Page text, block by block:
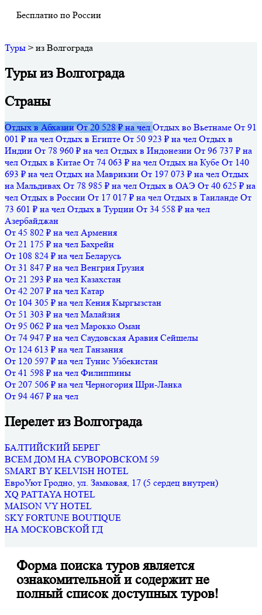
Бесплатно по России
Туры > из Волгограда
Туры из Волгограда
Страны
Отдых в Абхазии От 20 528 ₽ на чел Отдых во Вьетнаме От 91
001 ₽ на чел Отдых в Египте От 50 923 ₽ на чел Отдых в
Индии От 78 960 ₽ на чел Отдых в Индонезии От 96 737 ₽ на
чел Отдых в Китае От 74 063 ₽ на чел Отдых на Кубе От 140
693 ₽ на чел Отдых на Маврикии От 197 073 ₽ на чел Отдых
на Мальдивах От 78 985 ₽ на чел Отдых в ОАЭ От 40 625 ₽ на
чел Отдых в России От 17 017 ₽ на чел Отдых в Таиланде От
73 601 ₽ на чел Отдых в Турции От 34 558 ₽ на чел
Азербайджан
От 45 802 ₽ на чел Армения
От 21 175 ₽ на чел Бахрейн
От 108 824 ₽ на чел Беларусь
От 31 847 ₽ на чел Венгрия Грузия
От 21 293 ₽ на чел Казахстан
От 42 207 ₽ на чел Катар
От 104 305 ₽ на чел Кения Кыргызстан
От 51 303 ₽ на чел Малайзия
От 95 062 ₽ на чел Марокко Оман
От 74 947 ₽ на чел Саудовская Аравия Сейшелы
От 124 613 ₽ на чел Танзания
От 120 597 ₽ на чел Тунис Узбекистан
От 41 598 ₽ на чел Филиппины
От 207 506 ₽ на чел Черногория Шри-Ланка
От 94 467 ₽ на чел
Перелет из Волгограда
БАЛТИЙСКИЙ БЕРЕГ
ВСЕМ ДОМ НА СУВОРОВСКОМ 59
SMART BY KELVISH HOTEL
ЕвроУют Гродно, ул. Замковая, 17 (5 сердец внутрен)
XQ PATTAYA HOTEL
MAISON VY HOTEL
SKY FORTUNE BOUTIQUE
НА МОСКОВСКОЙ ГД
Форма поиска туров является
ознакомительной и содержит не
полный список доступных туров!